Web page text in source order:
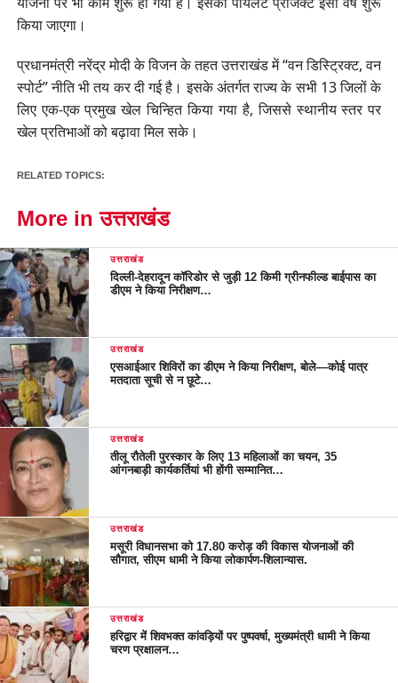
किया जाएगा।
प्रधानमंत्री नरेंद्र मोदी के विजन के तहत उत्तराखंड में “वन डिस्ट्रिक्ट, वन
स्पोर्ट” नीति भी तय कर दी गई है। इसके अंतर्गत राज्य के सभी 13 जिलों के
लिए एक-एक प्रमुख खेल चिन्हित किया गया है, जिससे स्थानीय स्तर पर
खेल प्रतिभाओं को बढ़ावा मिल सके।
RELATED TOPICS:
More in उत्तराखंड
उत्तराखंड
दिल्ली-देहरादून कॉरिडोर से जुड़ी 12 किमी ग्रीनफील्ड बाईपास का
डीएम ने किया निरीक्षण…
उत्तराखंड
एसआईआर शिविरों का डीएम ने किया निरीक्षण, बोले—कोई पात्र
मतदाता सूची से न छूटे…
उत्तराखंड
तीलू रौतेली पुरस्कार के लिए 13 महिलाओं का चयन, 35
आंगनबाड़ी कार्यकर्तियां भी होंगी सम्मानित…
उत्तराखंड
मसूरी विधानसभा को 17.80 करोड़ की विकास योजनाओं की
सौगात, सीएम धामी ने किया लोकार्पण-शिलान्यास.
उत्तराखंड
हरिद्वार में शिवभक्त कांवड़ियों पर पुष्पवर्षा, मुख्यमंत्री धामी ने किया
चरण प्रक्षालन…